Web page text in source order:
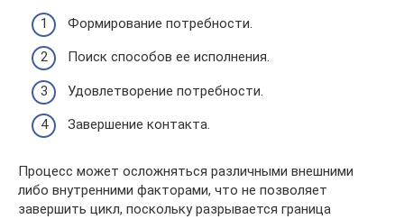
Формирование потребности.
Поиск способов ее исполнения.
Удовлетворение потребности.
Завершение контакта.
Процесс может осложняться различными внешними
либо внутренними факторами, что не позволяет
завершить цикл, поскольку разрывается граница